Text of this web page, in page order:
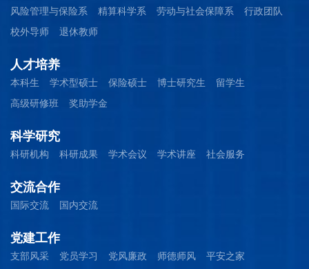
风险管理与保险系 精算科学系 劳动与社会保障系
行政团队
校外导师
退休教师
人才培养
本科生 学术型硕士 保险硕士 博士研究生
留学生
高级研修班
奖助学金
科学研究
科研机构 科研成果 学术会议 学术讲座 社会服务
交流合作
国际交流 国内交流
党建工作
支部风采 党员学习 党风廉政 师德师风 平安之家